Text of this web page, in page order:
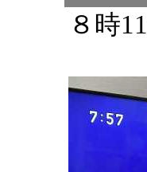
８時